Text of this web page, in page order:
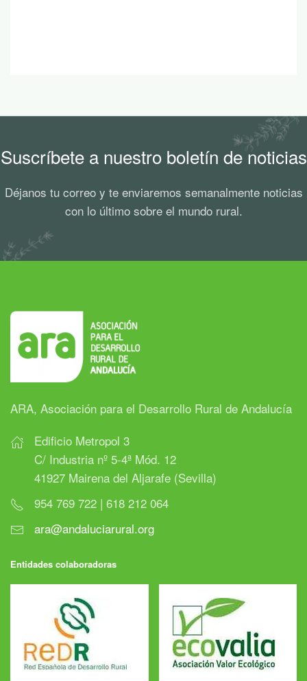
Suscríbete a nuestro boletín de noticias
Déjanos tu correo y te enviaremos semanalmente noticias
con lo último sobre el mundo rural.
ARA, Asociación para el Desarrollo Rural de Andalucía
Edificio Metropol 3
C/ Industria nº 5-4ª Mód. 12
41927 Mairena del Aljarafe (Sevilla)
954 769 722 | 618 212 064
ara@andaluciarural.org
Entidades colaboradoras